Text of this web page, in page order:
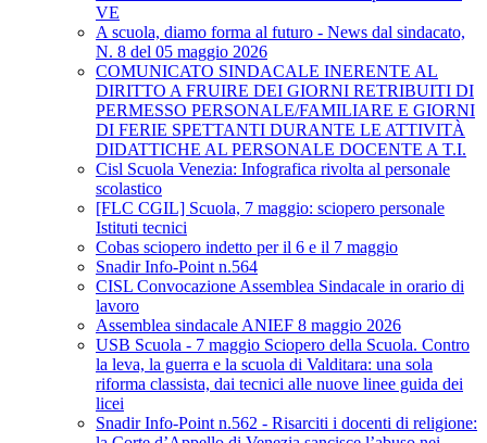
VE
A scuola, diamo forma al futuro - News dal sindacato,
N. 8 del 05 maggio 2026
COMUNICATO SINDACALE INERENTE AL
DIRITTO A FRUIRE DEI GIORNI RETRIBUITI DI
PERMESSO PERSONALE/FAMILIARE E GIORNI
DI FERIE SPETTANTI DURANTE LE ATTIVITÀ
DIDATTICHE AL PERSONALE DOCENTE A T.I.
Cisl Scuola Venezia: Infografica rivolta al personale
scolastico
[FLC CGIL] Scuola, 7 maggio: sciopero personale
Istituti tecnici
Cobas sciopero indetto per il 6 e il 7 maggio
Snadir Info-Point n.564
CISL Convocazione Assemblea Sindacale in orario di
lavoro
Assemblea sindacale ANIEF 8 maggio 2026
USB Scuola - 7 maggio Sciopero della Scuola. Contro
la leva, la guerra e la scuola di Valditara: una sola
riforma classista, dai tecnici alle nuove linee guida dei
licei
Snadir Info-Point n.562 - Risarciti i docenti di religione: